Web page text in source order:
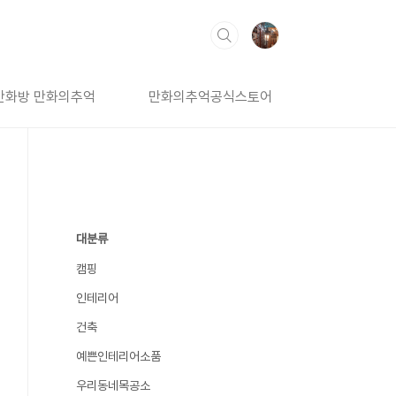
화방 만화의추억 만화의추억공식스토어
대분류
캠핑
인테리어
건축
예쁜인테리어소품
우리동네목공소